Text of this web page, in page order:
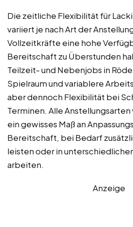
Die zeitliche Flexibilität für
variiert je nach Art der
Vollzeitkräfte eine hohe
Bereitschaft zu Überstunden
Teilzeit- und Nebenjobs in
Spielraum und variablere
aber dennoch Flexibilität bei
Terminen. Alle
ein gewisses Maß an
Bereitschaft, bei Bedarf
leisten oder in
arbeiten.
Anzeige